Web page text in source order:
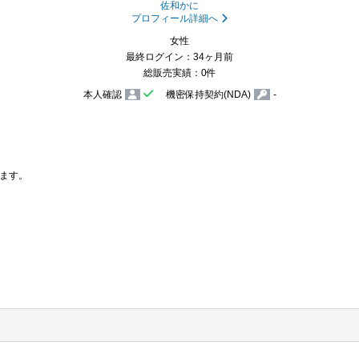
佐和かに
プロフィール詳細へ
女性
最終ログイン：34ヶ月前
総販売実績：0件
本人確認
機密保持契約(NDA) -
す。